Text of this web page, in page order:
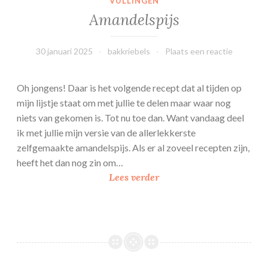
c
a
k
e
s
Amandelspijs
30 januari 2025 bakkriebels Plaats een reactie
Oh jongens! Daar is het volgende recept dat al tijden op
mijn lijstje staat om met jullie te delen maar waar nog
niets van gekomen is. Tot nu toe dan. Want vandaag deel
ik met jullie mijn versie van de allerlekkerste
zelfgemaakte amandelspijs. Als er al zoveel recepten zijn,
heeft het dan nog zin om…
Lees verderA